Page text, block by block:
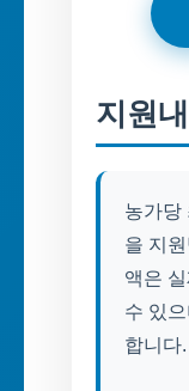
지원
농가당
을 지
액은
수 있
합니다.